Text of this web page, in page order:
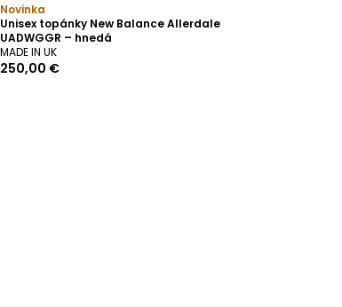
Novinka
Unisex topánky New Balance Allerdale
UADWGGR – hnedá
MADE IN UK
250,00 €